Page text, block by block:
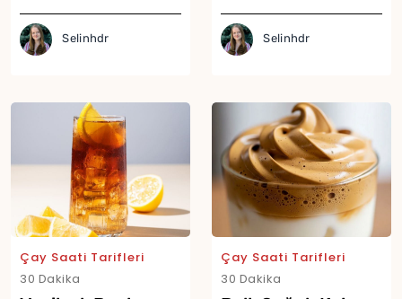
Selinhdr Selinhdr
Çay Saati Tarifleri
30 Dakika
Çay Saati Tarifleri
30 Dakika